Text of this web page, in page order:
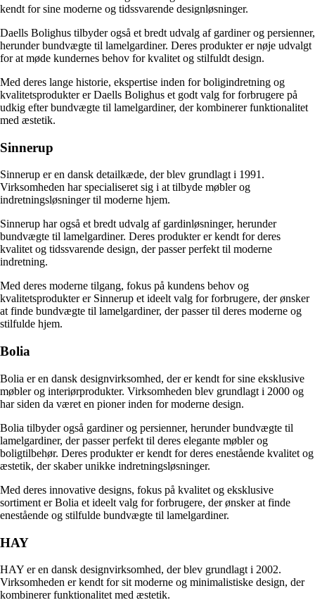
kendt for sine moderne og tidssvarende designløsninger.
Daells Bolighus tilbyder også et bredt udvalg af gardiner og persienner,
herunder bundvægte til lamelgardiner. Deres produkter er nøje udvalgt
for at møde kundernes behov for kvalitet og stilfuldt design.
Med deres lange historie, ekspertise inden for boligindretning og
kvalitetsprodukter er Daells Bolighus et godt valg for forbrugere på
udkig efter bundvægte til lamelgardiner, der kombinerer funktionalitet
med æstetik.
Sinnerup
Sinnerup er en dansk detailkæde, der blev grundlagt i 1991.
Virksomheden har specialiseret sig i at tilbyde møbler og
indretningsløsninger til moderne hjem.
Sinnerup har også et bredt udvalg af gardinløsninger, herunder
bundvægte til lamelgardiner. Deres produkter er kendt for deres
kvalitet og tidssvarende design, der passer perfekt til moderne
indretning.
Med deres moderne tilgang, fokus på kundens behov og
kvalitetsprodukter er Sinnerup et ideelt valg for forbrugere, der ønsker
at finde bundvægte til lamelgardiner, der passer til deres moderne og
stilfulde hjem.
Bolia
Bolia er en dansk designvirksomhed, der er kendt for sine eksklusive
møbler og interiørprodukter. Virksomheden blev grundlagt i 2000 og
har siden da været en pioner inden for moderne design.
Bolia tilbyder også gardiner og persienner, herunder bundvægte til
lamelgardiner, der passer perfekt til deres elegante møbler og
boligtilbehør. Deres produkter er kendt for deres enestående kvalitet og
æstetik, der skaber unikke indretningsløsninger.
Med deres innovative designs, fokus på kvalitet og eksklusive
sortiment er Bolia et ideelt valg for forbrugere, der ønsker at finde
enestående og stilfulde bundvægte til lamelgardiner.
HAY
HAY er en dansk designvirksomhed, der blev grundlagt i 2002.
Virksomheden er kendt for sit moderne og minimalistiske design, der
kombinerer funktionalitet med æstetik.